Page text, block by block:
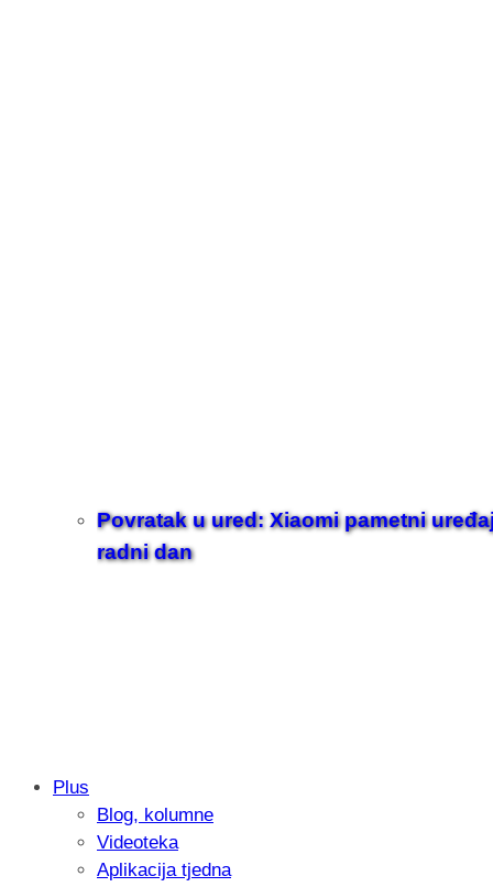
Povratak u ured: Xiaomi pametni
radni dan
Samsung otkrio kako je nastajala
donijelo tanje i izdržljivije preklopne
Plus
Blog, kolumne
Videoteka
Aplikacija tjedna